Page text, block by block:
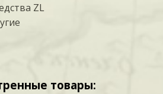
ZL
товары: